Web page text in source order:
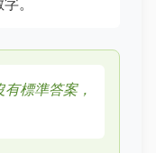
。
標準答案，